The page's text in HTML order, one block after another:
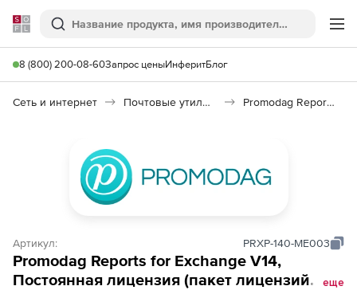
Softline
Поиск
8 (800) 200-08-60Запрос ценыИнферитБлог
Сеть и интернет Почтовые утилиты Promodag Reports for Exchange
Артикул: PRXP-140-ME003
Promodag Reports for Exchange V14,
Постоянная лицензия (пакет лицензий
еще